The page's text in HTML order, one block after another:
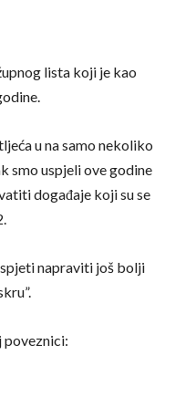
lista koji je kao
u na samo nekoliko
smo uspjeli ove godine
događaje koji su se
napraviti još bolji
poveznici: